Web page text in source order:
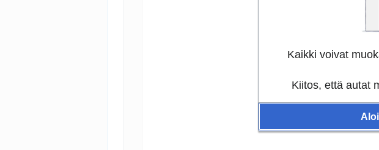
Kaikki voivat
Kiitos, että autat